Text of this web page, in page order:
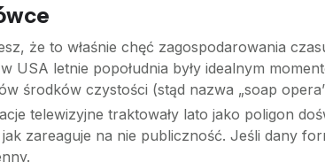
że to właśnie chęć zagospodarowania
USA letnie popołudnia były idealnym
środków czystości (stąd nazwa „soap
telewizyjne traktowały lato jako poligon
zareaguje na nie publiczność. Jeśli dany